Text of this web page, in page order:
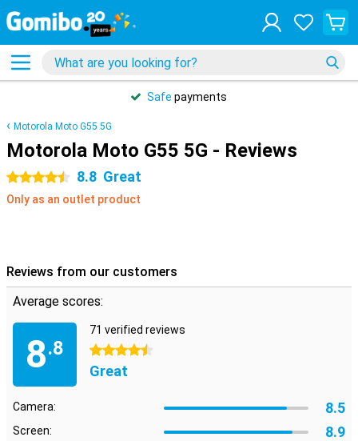
Safe payments
Motorola Moto G55 5G
Motorola Moto G55 5G - Reviews
4.5 stars 8.8 Great
Only as an outlet product
Reviews from our customers
Average scores:
8.8
71 verified reviews
4.5 stars
Great
Camera: 8.5
Screen: 8.9